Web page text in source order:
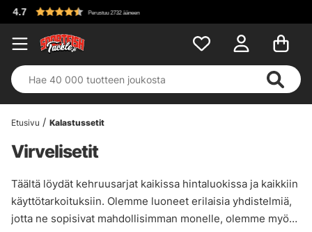
Etusivu Kalastussetit
Virvelisetit
Täältä löydät kehruusarjat kaikissa hintaluokissa ja kaikkiin
käyttötarkoituksiin. Olemme luoneet erilaisia yhdistelmiä,
jotta ne sopisivat mahdollisimman monelle, olemme myös